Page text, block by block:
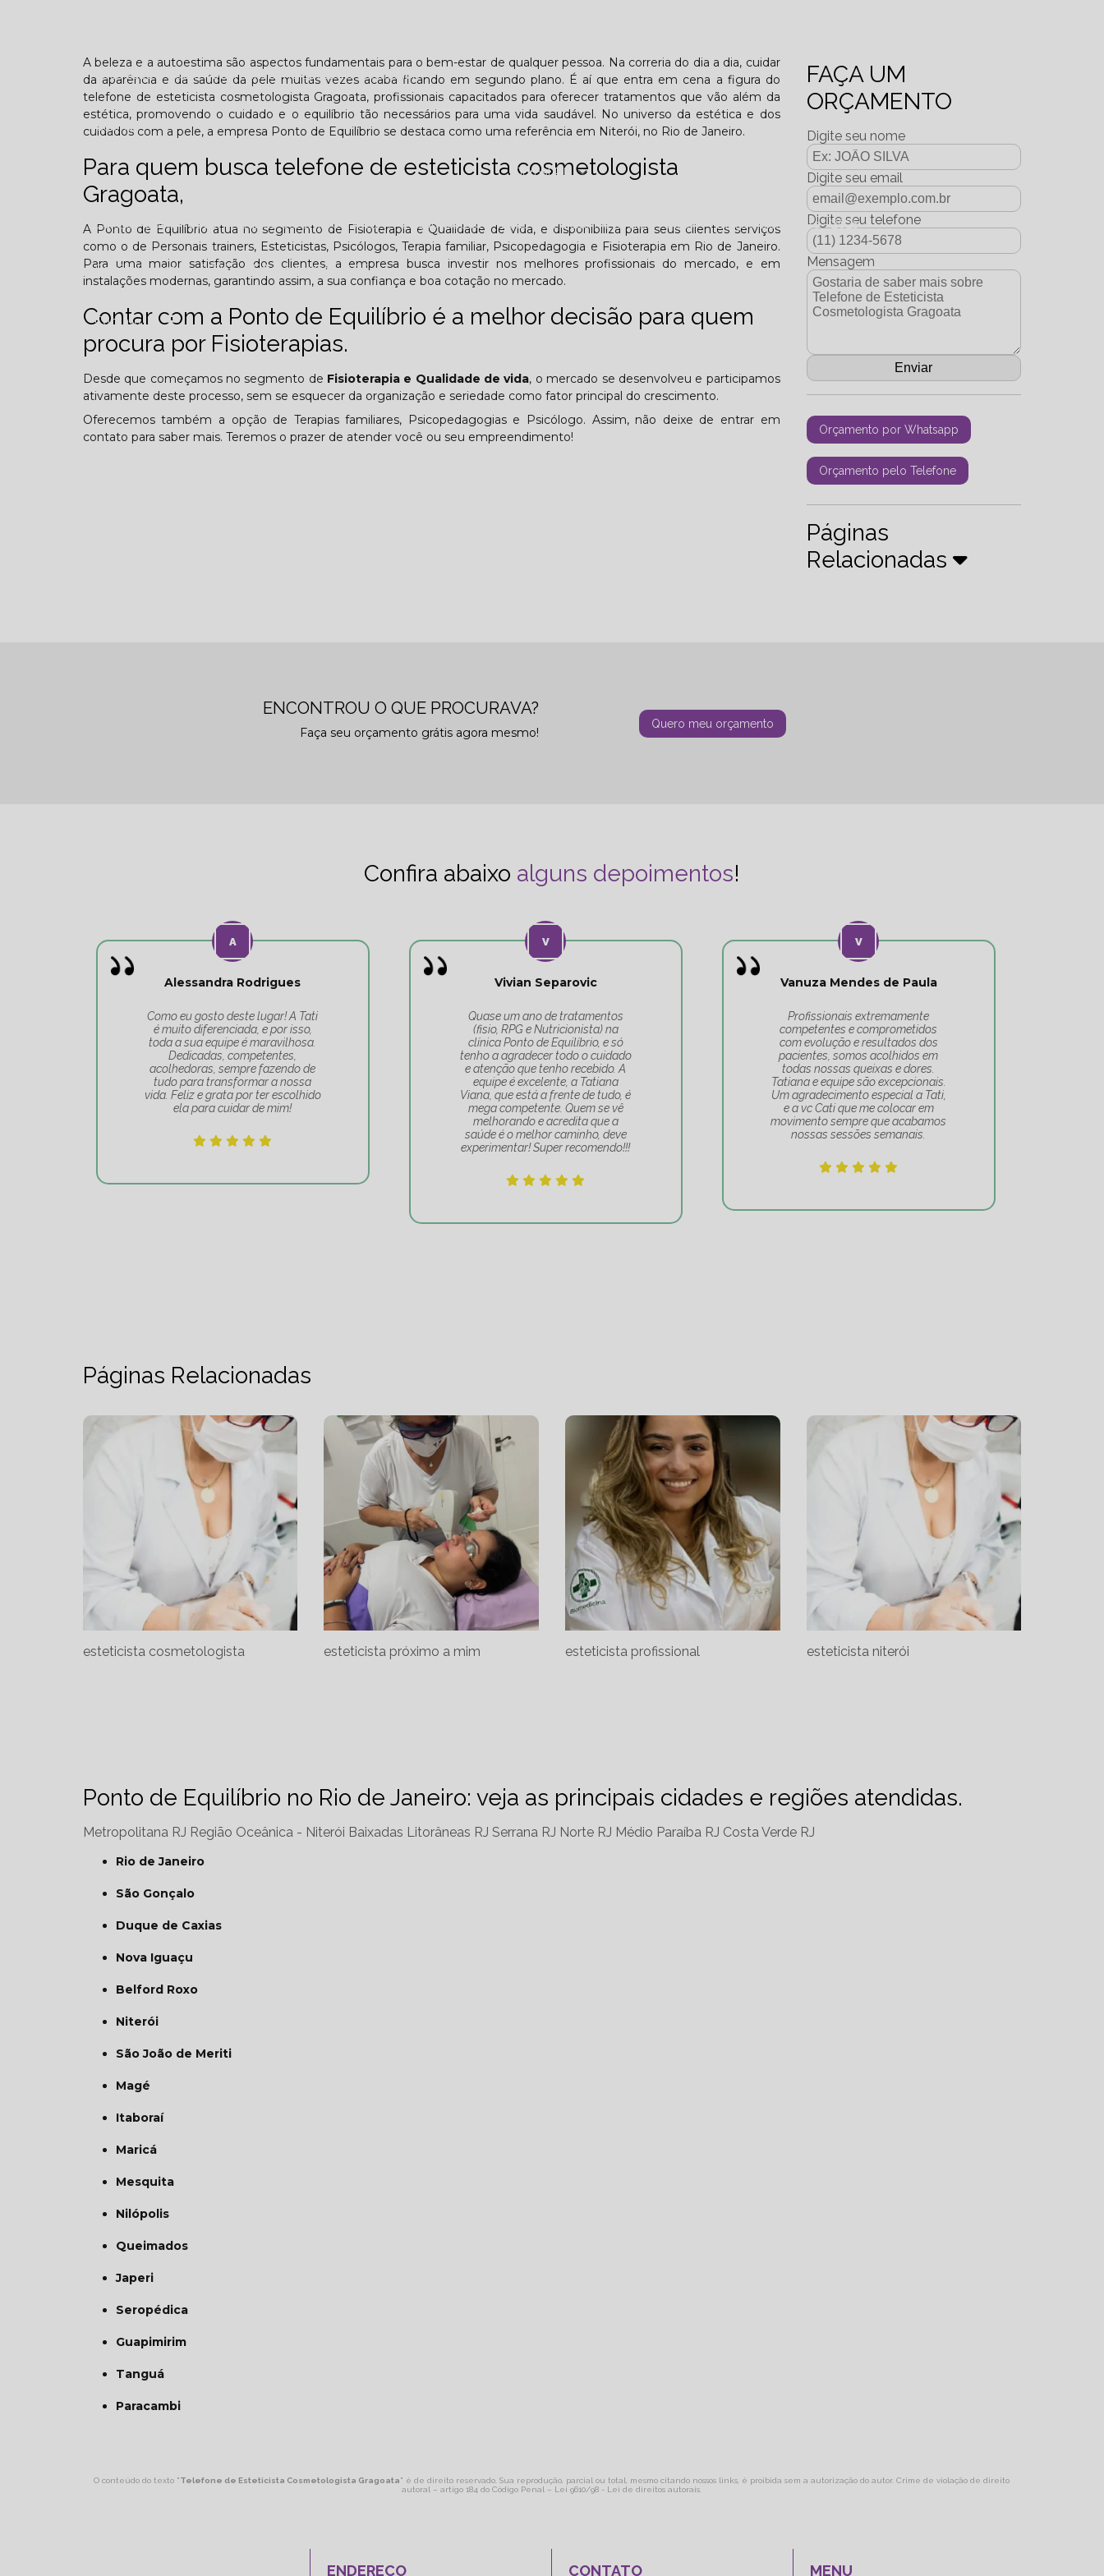
Você sabe o que é TOD (Transtorno opositivo desafiador)?
Galeria
Jornal PE
Edição Agosto - 2025 Edição Setembro - 2025 Edição Outubro - 2025 Edição Novembro - 2025 Edição Dezembro - 2025
Edição Fevereiro - 2026 Edição Março - 2026
Contato
A beleza e a autoestima são aspectos fundamentais para o bem-estar de qualquer pessoa. Na correria do dia a dia, cuidar
da aparência e da saúde da pele muitas vezes acaba ficando em segundo plano. É aí que entra em cena a figura do
telefone de esteticista cosmetologista Gragoata, profissionais capacitados para oferecer tratamentos que vão além da
estética, promovendo o cuidado e o equilíbrio tão necessários para uma vida saudável. No universo da estética e dos
cuidados com a pele, a empresa Ponto de Equilíbrio se destaca como uma referência em Niterói, no Rio de Janeiro.
Para quem busca telefone de esteticista cosmetologista
Gragoata,
A Ponto de Equilíbrio atua no segmento de Fisioterapia e Qualidade de vida, e disponibiliza para seus clientes serviços
como o de Personais trainers, Esteticistas, Psicólogos, Terapia familiar, Psicopedagogia e Fisioterapia em Rio de Janeiro.
Para uma maior satisfação dos clientes, a empresa busca investir nos melhores profissionais do mercado, e em
instalações modernas, garantindo assim, a sua confiança e boa cotação no mercado.
Contar com a Ponto de Equilíbrio é a melhor decisão para quem
procura por Fisioterapias.
Desde que começamos no segmento de Fisioterapia e Qualidade de vida, o mercado se desenvolveu e participamos
ativamente deste processo, sem se esquecer da organização e seriedade como fator principal do crescimento.
Oferecemos também a opção de Terapias familiares, Psicopedagogias e Psicólogo. Assim, não deixe de entrar em
contato para saber mais. Teremos o prazer de atender você ou seu empreendimento!
FAÇA UM
ORÇAMENTO
Digite seu nome
Digite seu email
Digite seu telefone
Mensagem
Orçamento por Whatsapp
Orçamento pelo Telefone
Páginas
Relacionadas
ENCONTROU O QUE PROCURAVA?
Faça seu orçamento grátis agora mesmo!
Quero meu orçamento
Confira abaixo alguns depoimentos!
Alessandra Rodrigues
Como eu gosto deste lugar! A Tati
é muito diferenciada, e por isso,
toda a sua equipe é maravilhosa.
Dedicadas, competentes,
acolhedoras, sempre fazendo de
tudo para transformar a nossa
vida. Feliz e grata por ter escolhido
ela para cuidar de mim!
Vivian Separovic
Quase um ano de tratamentos
(fisio, RPG e Nutricionista) na
clínica Ponto de Equilíbrio, e só
tenho a agradecer todo o cuidado
e atenção que tenho recebido. A
equipe é excelente, a Tatiana
Viana, que está a frente de tudo, é
mega competente. Quem se vê
melhorando e acredita que a
saúde é o melhor caminho, deve
experimentar! Super recomendo!!!
Vanuza Mendes de Paula
Profissionais extremamente
competentes e comprometidos
com evolução e resultados dos
pacientes, somos acolhidos em
todas nossas queixas e dores.
Tatiana e equipe são excepcionais.
Um agradecimento especial a Tati,
e a vc Cati que me colocar em
movimento sempre que acabamos
nossas sessões semanais.
Páginas Relacionadas
esteticista cosmetologista esteticista próximo a mim esteticista profissional esteticista niterói
Ponto de Equilíbrio no Rio de Janeiro: veja as principais cidades e regiões atendidas.
Metropolitana RJ Região Oceânica - Niterói Baixadas Litorâneas RJ Serrana RJ Norte RJ Médio Paraíba RJ Costa Verde RJ
Rio de Janeiro
São Gonçalo
Duque de Caxias
Nova Iguaçu
Belford Roxo
Niterói
São João de Meriti
Magé
Itaboraí
Maricá
Mesquita
Nilópolis
Queimados
Japeri
Seropédica
Guapimirim
Tanguá
Paracambi
O conteúdo do texto "Telefone de Esteticista Cosmetologista Gragoata" é de direito reservado. Sua reprodução, parcial ou total, mesmo citando nossos links, é proibida sem a autorização do autor. Crime de violação de direito
autoral – artigo 184 do Código Penal – Lei 9610/98 - Lei de direitos autorais
ENDEREÇO CONTATO MENU